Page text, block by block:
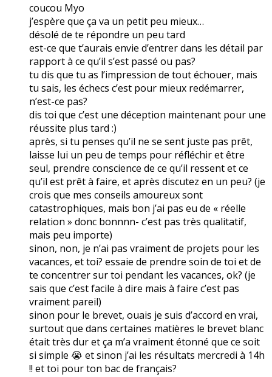
coucou Myo
j’espère que ça va un petit peu mieux…
désolé de te répondre un peu tard
est-ce que t’aurais envie d’entrer dans les détail par
rapport à ce qu’il s’est passé ou pas?
tu dis que tu as l’impression de tout échouer, mais
tu sais, les échecs c’est pour mieux redémarrer,
n’est-ce pas?
dis toi que c’est une déception maintenant pour une
réussite plus tard :)
après, si tu penses qu’il ne se sent juste pas prêt,
laisse lui un peu de temps pour réfléchir et être
seul, prendre conscience de ce qu’il ressent et ce
qu’il est prêt à faire, et après discutez en un peu? (je
crois que mes conseils amoureux sont
catastrophiques, mais bon j’ai pas eu de « réelle
relation » donc bonnnn- c’est pas très qualitatif,
mais peu importe)
sinon, non, je n’ai pas vraiment de projets pour les
vacances, et toi? essaie de prendre soin de toi et de
te concentrer sur toi pendant les vacances, ok? (je
sais que c’est facile à dire mais à faire c’est pas
vraiment pareil)
sinon pour le brevet, ouais je suis d’accord en vrai,
surtout que dans certaines matières le brevet blanc
était très dur et ça m’a vraiment étonné que ce soit
si simple 😭 et sinon j’ai les résultats mercredi à 14h
!! et toi pour ton bac de français?